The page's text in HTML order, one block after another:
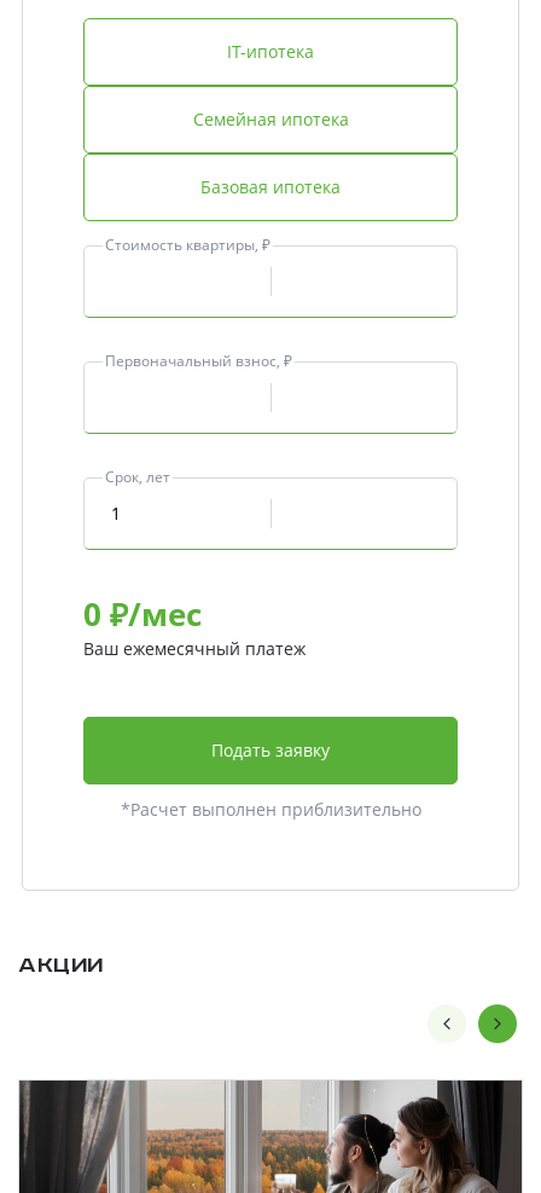
IT-ипотека
Семейная ипотека
Базовая ипотека
Стоимость квартиры, ₽
Первоначальный взнос, ₽
Срок, лет
0 ₽/мес
Ваш ежемесячный платеж
Подать заявку
*Расчет выполнен приблизительно
Акции